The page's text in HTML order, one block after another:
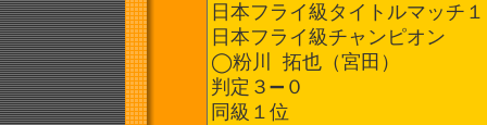
日本フライ級タイトルマッチ
日本フライ級チャンピオン
◯粉川 拓也（宮田）
判定３➖０
同級１位